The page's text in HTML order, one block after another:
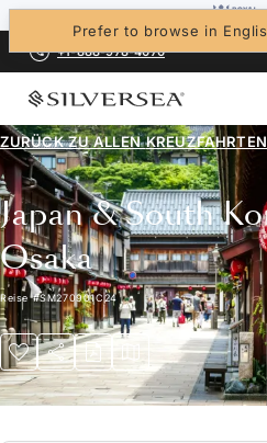
Prefer to browse in
+1-888-978-4070
ZURÜCK ZU ALLEN
Japan & South
Osaka
Reise#SM270901C24